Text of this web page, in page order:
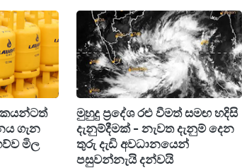
වසර සඳහා යෝජිත අයවැය ප්‍රකාශයේ
රජයේ ආයෝජන සඳහා ශක්තිමත්
යටිතල පහසුකම් සංවර්ධනය සඳහා
වඩාත් හිතකර පරිසරයක් ගොඩනැගීම
ගැන
මිල
මුහුදු ප්‍රදේශ රළු වීමත් සමඟ හදිසි
දැනුම්දීමක් - නැවත දැනුම් දෙන
තුරු දැඩි අවධානයෙන්
පසුවන්නැයි දන්වයි